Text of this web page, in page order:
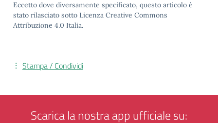
Eccetto dove diversamente specificato, questo articolo è
stato rilasciato sotto Licenza Creative Commons
Attribuzione 4.0 Italia.
Stampa / Condividi
Scarica la nostra app ufficiale su: